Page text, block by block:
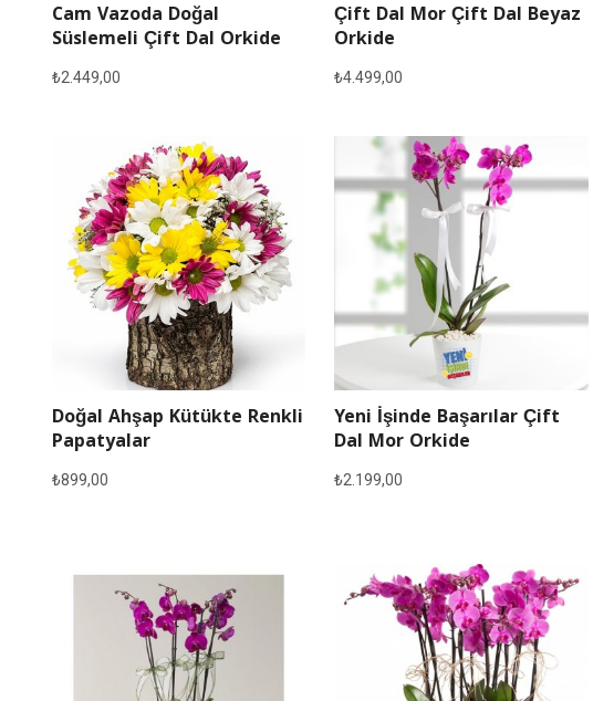
Cam Vazoda Doğal
Süslemeli Çift Dal Orkide
₺2.449,00
Çift Dal Mor Çift Dal Beyaz
Orkide
₺4.499,00
Doğal Ahşap Kütükte Renkli
Papatyalar
₺899,00
Yeni İşinde Başarılar Çift
Dal Mor Orkide
₺2.199,00